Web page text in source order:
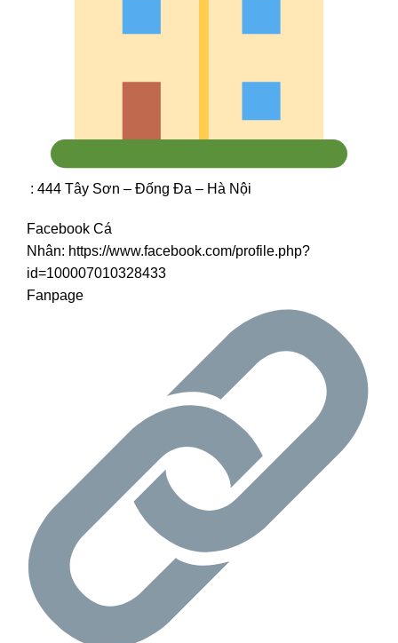
: 444 Tây Sơn – Đống Đa – Hà Nội
Facebook Cá
Nhân: https://www.facebook.com/profile.php?
id=100007010328433
Fanpage